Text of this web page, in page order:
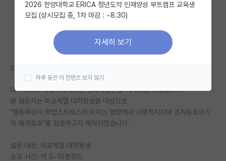
미국 유학 게시판
미국 대학원 합격 후기 게시판
대학원생 모집 게시판
연구실(PI) 홍보 게시판
석박사 채용 정보 게시판
학부 인턴 게시판
안녕하십니까?
대구대학교 재활과학대학원 심리치료전공 석사과정 학생입니다.
본 설문지는 이공계열 대학원생을 대상으로
"행동특성이 학업스트레스에 미치는 영향에서 사회적지지와 조직동료의식
의 매개효과"를 검증하고자 제작되었습니다.
설문 대상: 이공계열 대학원생
소요 시간: 약 5~10분정도
2026 한양대학교 ERICA 청년도약 인재양성 부트캠프 교육생
모집 (상시모집 중, 1차 마감 : ~8.30)
자세히 보기
하루 동안 이 컨텐츠 보지 않기